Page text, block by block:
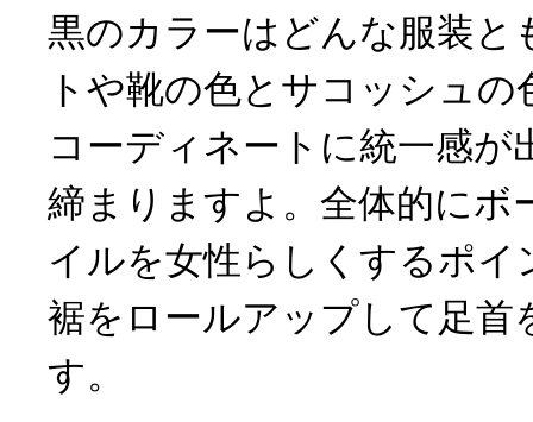
黒のカラーはどんな服装と
トや靴の色とサコッシュ
コーディネートに統一感が
締まりますよ。全体的にボ
イルを女性らしくするポ
裾をロールアップして足首
す。